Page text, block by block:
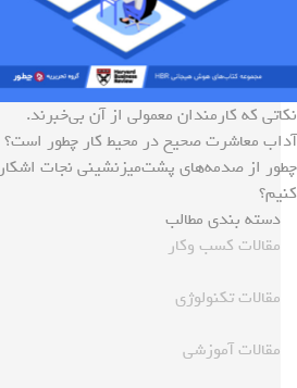
نکاتی که کارمندان معمولی از آن بی‌خبرند.
آداب معاشرت صحیح در محیط کار چطور است؟
چطور از صدمه‌های پشت‌میزنشینی نجات اشکار
کنیم؟
دسته بندی مطالب
مقالات کسب وکار
مقالات تکنولوژی
مقالات آموزشی